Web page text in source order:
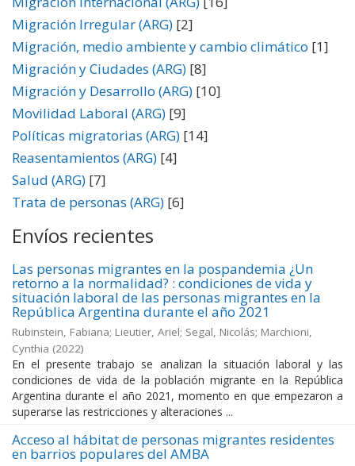
Migración Irregular (ARG) [2]
Migración, medio ambiente y cambio climático [1]
Migración y Ciudades (ARG) [8]
Migración y Desarrollo (ARG) [10]
Movilidad Laboral (ARG) [9]
Políticas migratorias (ARG) [14]
Reasentamientos (ARG) [4]
Salud (ARG) [7]
Trata de personas (ARG) [6]
Envíos recientes
Las personas migrantes en la pospandemia ¿Un
retorno a la normalidad? : condiciones de vida y
situación laboral de las personas migrantes en la
República Argentina durante el año 2021
Rubinstein, Fabiana; Lieutier, Ariel; Segal, Nicolás; Marchioni,
Cynthia (2022)
En el presente trabajo se analizan la situación laboral y las
condiciones de vida de la población migrante en la República
Argentina durante el año 2021, momento en que empezaron a
superarse las restricciones y alteraciones ...
Acceso al hábitat de personas migrantes residentes
en barrios populares del AMBA